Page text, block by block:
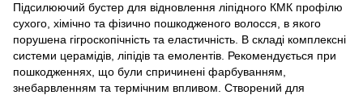
Підсилюючий бустер для відновлення ліпідного КМК профілю
сухого, хімічно та фізично пошкодженого волосся, в якого
порушена гігроскопічність та еластичність. В складі комплексні
системи церамідів, ліпідів та емолентів. Рекомендується при
пошкодженнях, що були спричинені фарбуванням,
знебарвленням та термічним впливом. Створений для